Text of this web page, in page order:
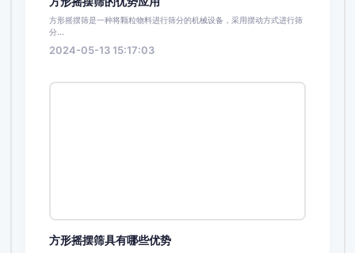
方形摇摆筛是一种将颗粒物料进行筛分的机械设备，采用摆动方式进行筛
分...
2024-05-13 15:17:03
方形摇摆筛具有哪些优势